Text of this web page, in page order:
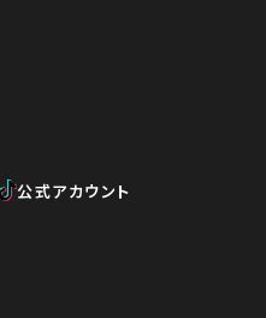
公式アカウント